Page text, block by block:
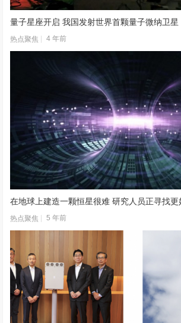
量子星座开启 我国发射世界首颗量子微纳卫星
热点聚焦 4 年前
在地球上建造一颗恒星很难 研究人员正寻找更
热点聚焦 5 年前